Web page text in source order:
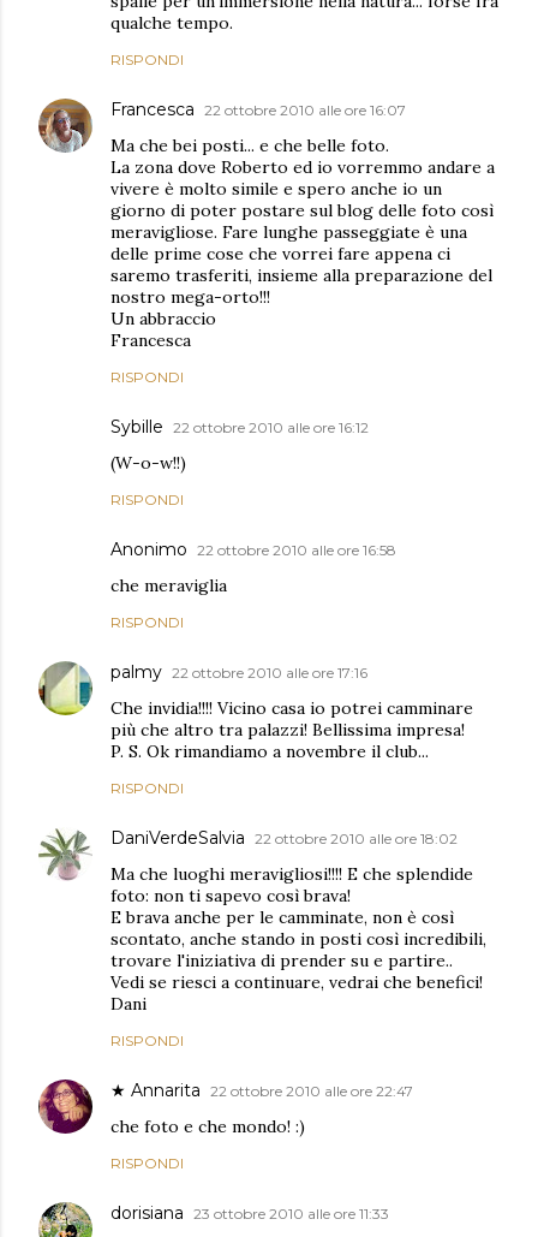
qualche tempo.
RISPONDI
Francesca 22 ottobre 2010 alle ore 16:07
Ma che bei posti... e che belle foto.
La zona dove Roberto ed io vorremmo andare a
vivere è molto simile e spero anche io un
giorno di poter postare sul blog delle foto così
meravigliose. Fare lunghe passeggiate è una
delle prime cose che vorrei fare appena ci
saremo trasferiti, insieme alla preparazione del
nostro mega-orto!!!
Un abbraccio
Francesca
RISPONDI
Sybille 22 ottobre 2010 alle ore 16:12
(W-o-w!!)
RISPONDI
Anonimo 22 ottobre 2010 alle ore 16:58
che meraviglia
RISPONDI
palmy 22 ottobre 2010 alle ore 17:16
Che invidia!!!! Vicino casa io potrei camminare
più che altro tra palazzi! Bellissima impresa!
P. S. Ok rimandiamo a novembre il club...
RISPONDI
DaniVerdeSalvia 22 ottobre 2010 alle ore 18:02
Ma che luoghi meravigliosi!!!! E che splendide
foto: non ti sapevo così brava!
E brava anche per le camminate, non è così
scontato, anche stando in posti così incredibili,
trovare l'iniziativa di prender su e partire..
Vedi se riesci a continuare, vedrai che benefici!
Dani
RISPONDI
★ Annarita 22 ottobre 2010 alle ore 22:47
che foto e che mondo! :)
RISPONDI
dorisiana 23 ottobre 2010 alle ore 11:33